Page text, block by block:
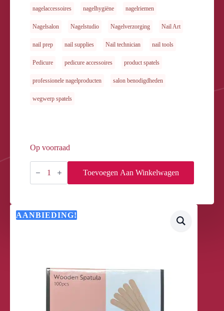
nagelaccessoires nagelhygiëne nagelriemen
Nagelsalon Nagelstudio Nagelverzorging Nail Art
nail prep nail supplies Nail technician nail tools
Pedicure pedicure accessoires product spatels
professionele nagelproducten salon benodigdheden
wegwerp spatels
Op voorraad
WOODEN
SPATULA
Toevoegen Aan Winkelwagen
AANBIEDING!